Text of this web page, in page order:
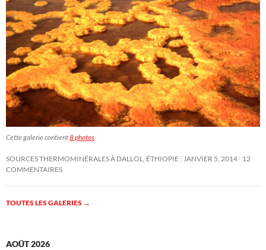
Cette galerie contient8 photos.
SOURCES THERMOMINÉRALES À DALLOL, ÉTHIOPIE JANVIER 5, 2014 12
COMMENTAIRES
TOUTES LES GALERIES →
AOÛT 2026